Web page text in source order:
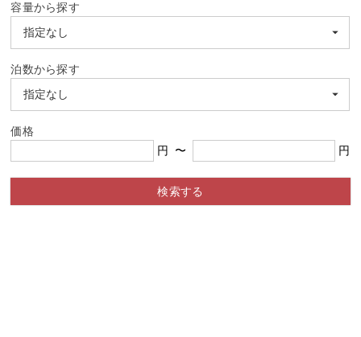
容量から探す
泊数から探す
価格
円
〜 円
検索する